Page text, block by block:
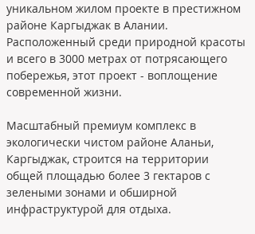
уникальном жилом проекте в престижном
районе Каргыджак в Алании.
Расположенный среди природной красоты
и всего в 3000 метрах от потрясающего
побережья, этот проект - воплощение
современной жизни.
Масштабный премиум комплекс в
экологически чистом районе Аланьи,
Каргыджак, строится на территории
общей площадью более 3 гектаров с
зелеными зонами и обширной
инфраструктурой для отдыха.